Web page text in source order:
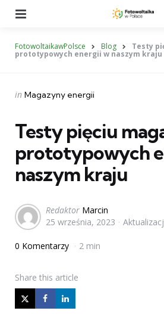
FotowoltaikawPolsce Blog Testy
prototypowych energii w naszym kraju
Categories
Posted
in Magazyny energii
Testy pięciu
prototypowych
naszym kraju
Posted
by
Redaktor Marcin
25 września, 2023
0 Komentarzy 2 min
Share this article